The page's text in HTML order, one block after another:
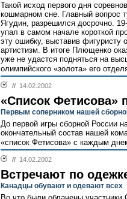
Такой исход первого дня
кошмарном сне. Главный вопрос
Ягудин, разрешился досрочно.
упал в самом начале короткой
эту ошибку, выставив фигуристу
артистизм. В итоге Плющенко
уже не удастся подняться на
олимпийского «золота» его
// 14.02.2002
«Список Фетисова»
Первым соперником нашей
До первой игры сборной России
окончательный состав нашей
«список Фетисова» с каждым
// 14.02.2002
Встречают по
Канадцы обувают и одевают всех